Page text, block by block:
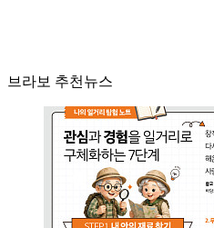
브라보 추천뉴스